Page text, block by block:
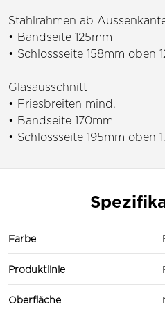
Stahlrahmen ab
• Bandseite 125mm
• Schlossseite 158mm oben
Glasausschnitt
• Friesbreiten mind.
• Bandseite 170mm
• Schlossseite 195mm oben
Farbe
Produktlinie
Oberfläche